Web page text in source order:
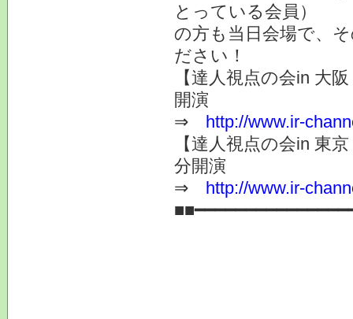
とっている会員）
の方も当日会場で、
ださい！
【達人視点の会in
開演
⇒ http://www.ir-
【達人視点の会in
分開演
⇒ http://www.ir-